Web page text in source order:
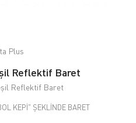
Plus
Reflektif Baret
Reflektif Baret
KEPİ" ŞEKLİNDE BARET